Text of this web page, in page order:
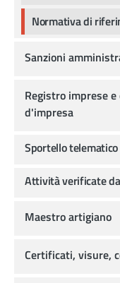
Normativa di
Sanzioni
Registro imprese
d'impresa
Sportello telematico
Attività verificate
Maestro artigiano
Certificati, visure,